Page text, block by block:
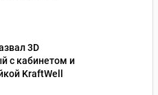
3D
с кабинетом и
KraftWell